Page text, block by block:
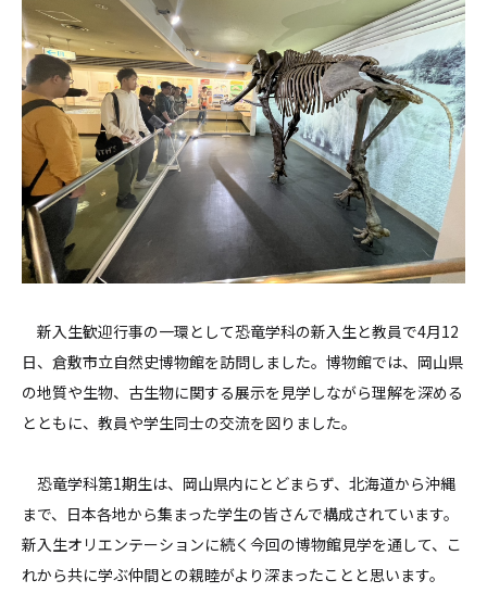
新入生歓迎行事の一環として恐竜学科の新入生と教員で4月12
日、倉敷市立自然史博物館を訪問しました。博物館では、岡山県
の地質や生物、古生物に関する展示を見学しながら理解を深める
とともに、教員や学生同士の交流を図りました。
恐竜学科第1期生は、岡山県内にとどまらず、北海道から沖縄
まで、日本各地から集まった学生の皆さんで構成されています。
新入生オリエンテーションに続く今回の博物館見学を通して、こ
れから共に学ぶ仲間との親睦がより深まったことと思います。